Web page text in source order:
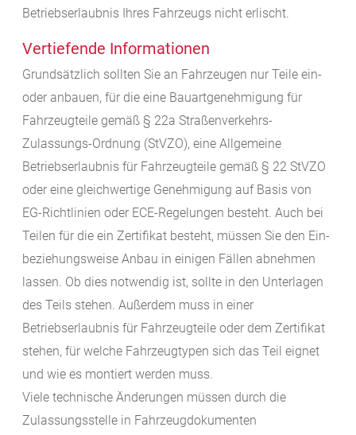
Betriebserlaubnis Ihres Fahrzeugs nicht erlischt.
Vertiefende Informationen
Grundsätzlich sollten Sie an Fahrzeugen nur Teile ein-
oder anbauen, für die eine Bauartgenehmigung für
Fahrzeugteile gemäß § 22a Straßenverkehrs-
Zulassungs-Ordnung (StVZO), eine Allgemeine
Betriebserlaubnis für Fahrzeugteile gemäß § 22 StVZO
oder eine gleichwertige Genehmigung auf Basis von
EG-Richtlinien oder ECE-Regelungen besteht. Auch bei
Teilen für die ein Zertifikat besteht, müssen Sie den Ein-
beziehungsweise Anbau in einigen Fällen abnehmen
lassen. Ob dies notwendig ist, sollte in den Unterlagen
des Teils stehen. Außerdem muss in einer
Betriebserlaubnis für Fahrzeugteile oder dem Zertifikat
stehen, für welche Fahrzeugtypen sich das Teil eignet
und wie es montiert werden muss.
Viele technische Änderungen müssen durch die
Zulassungsstelle in Fahrzeugdokumenten